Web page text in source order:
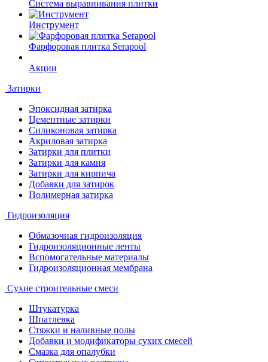
Система выравнивания плитки
Инструмент
Фарфоровая плитка Serapool
Акции
Затирки
Эпоксидная затирка
Цементные затирки
Силиконовая затирка
Акриловая затирка
Затирки для плитки
Затирки для камня
Затирки для кирпича
Добавки для затирок
Полимерная затирка
Гидроизоляция
Обмазочная гидроизоляция
Гидроизоляционные ленты
Вспомогательные материалы
Гидроизоляционная мембрана
Сухие строительные смеси
Штукатурка
Шпатлевка
Стяжки и наливные полы
Добавки и модификаторы сухих смесей
Смазка для опалубки